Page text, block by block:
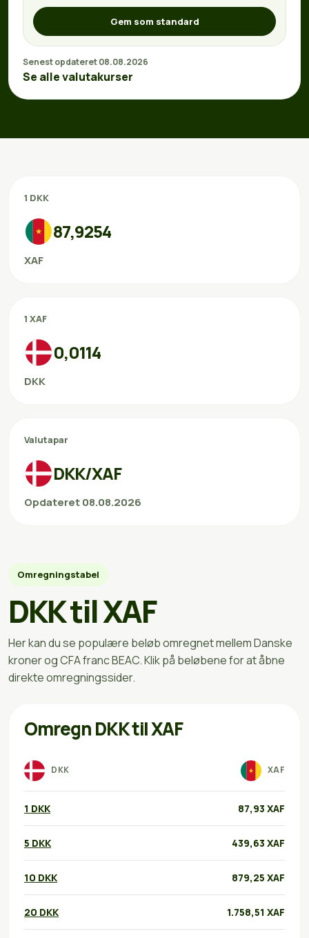
Gem som standard
Senest opdateret 08.08.2026
Se alle valutakurser
1 DKK
87,9254
XAF
1 XAF
0,0114
DKK
Valutapar
DKK/XAF
Opdateret 08.08.2026
Omregningstabel
DKK til XAF
Her kan du se populære beløb omregnet mellem Danske
kroner og CFA franc BEAC. Klik på beløbene for at åbne
direkte omregningssider.
Omregn DKK til XAF
DKK XAF
1 DKK 87,93 XAF
5 DKK 439,63 XAF
10 DKK 879,25 XAF
20 DKK 1.758,51 XAF